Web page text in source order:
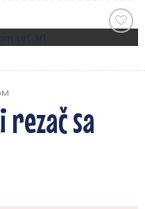
Zaprati
rezač sa